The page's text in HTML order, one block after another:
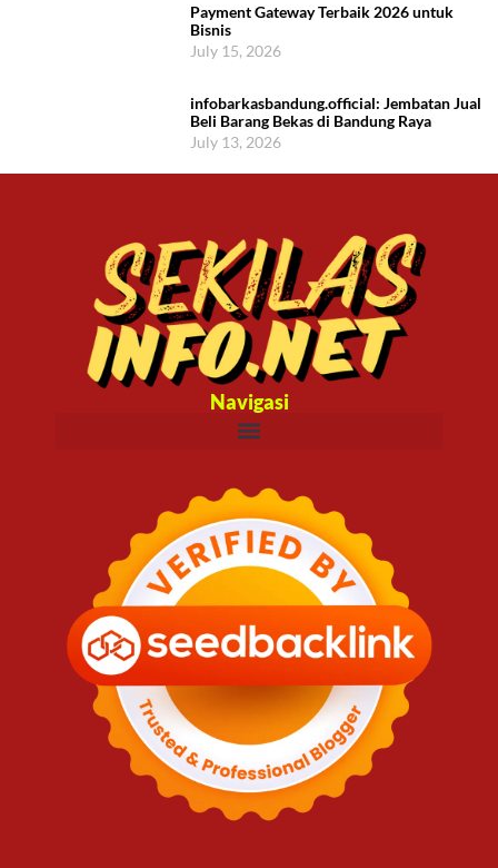
Payment Gateway Terbaik 2026 untuk
Bisnis
July 15, 2026
infobarkasbandung.official: Jembatan Jual
Beli Barang Bekas di Bandung Raya
July 13, 2026
Navigasi